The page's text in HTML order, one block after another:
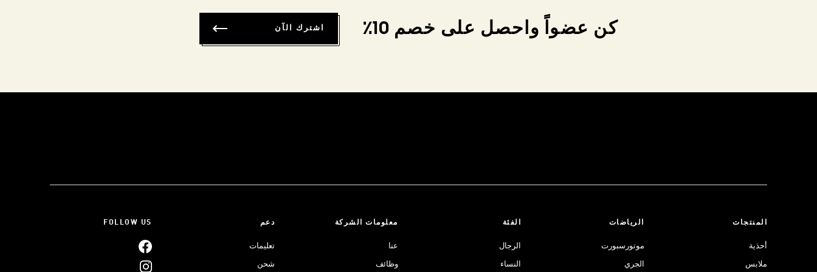
كن عضواً واحصل على خصم 10٪ اشترك الآن
المنتجات
أحذية
ملابس
الرياضات
موتورسبورت
الجري
الفئة
الرجال
النساء
معلومات الشركة
عنا
وظائف
دعم
تعليمات
شحن
FOLLOW US